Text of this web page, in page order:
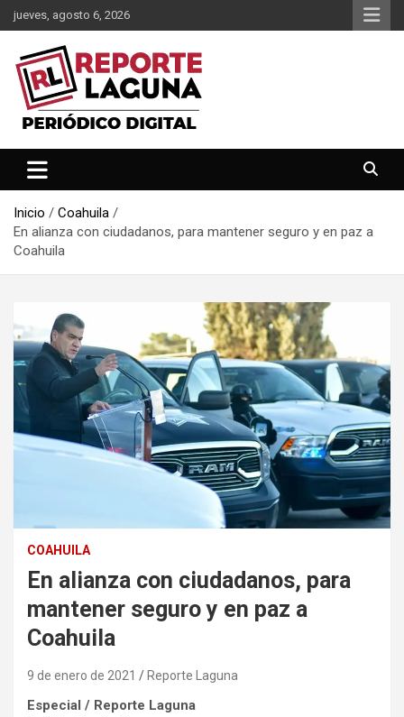
Saltar
al
contenido
jueves, agosto 6, 2026
Reporte Laguna
Inicio
Coahuila
En alianza con ciudadanos, para mantener seguro y en paz a
Coahuila
COAHUILA
En alianza con ciudadanos, para
mantener seguro y en paz a
Coahuila
9 de enero de 2021 Reporte Laguna
Especial / Reporte Laguna